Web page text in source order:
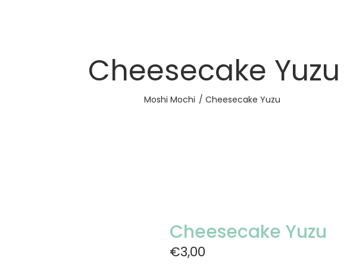
Cheesecake Yuzu
Moshi Mochi Cheesecake Yuzu
Cheesecake Yuzu
€3,00